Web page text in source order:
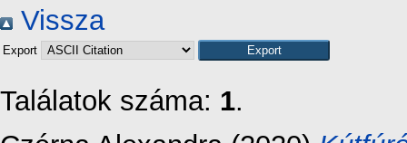
Vissza
Export
Találatok száma: 1.